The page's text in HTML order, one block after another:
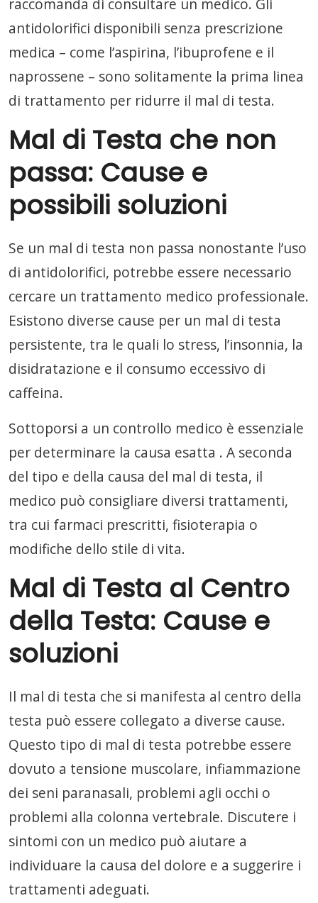
raccomanda di consultare un medico. Gli
antidolorifici disponibili senza prescrizione
medica – come l’aspirina, l’ibuprofene e il
naprossene – sono solitamente la prima linea
di trattamento per ridurre il mal di testa.
Mal di Testa che non
passa: Cause e
possibili soluzioni
Se un mal di testa non passa nonostante l’uso
di antidolorifici, potrebbe essere necessario
cercare un trattamento medico professionale.
Esistono diverse cause per un mal di testa
persistente, tra le quali lo stress, l’insonnia, la
disidratazione e il consumo eccessivo di
caffeina.
Sottoporsi a un controllo medico è essenziale
per determinare la causa esatta . A seconda
del tipo e della causa del mal di testa, il
medico può consigliare diversi trattamenti,
tra cui farmaci prescritti, fisioterapia o
modifiche dello stile di vita.
Mal di Testa al Centro
della Testa: Cause e
soluzioni
Il mal di testa che si manifesta al centro della
testa può essere collegato a diverse cause.
Questo tipo di mal di testa potrebbe essere
dovuto a tensione muscolare, infiammazione
dei seni paranasali, problemi agli occhi o
problemi alla colonna vertebrale. Discutere i
sintomi con un medico può aiutare a
individuare la causa del dolore e a suggerire i
trattamenti adeguati.